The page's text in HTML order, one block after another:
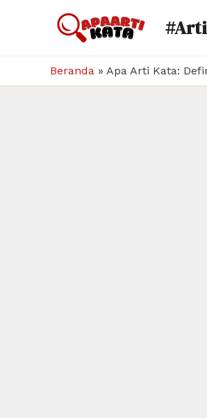
Beranda » Apa Arti Kata: